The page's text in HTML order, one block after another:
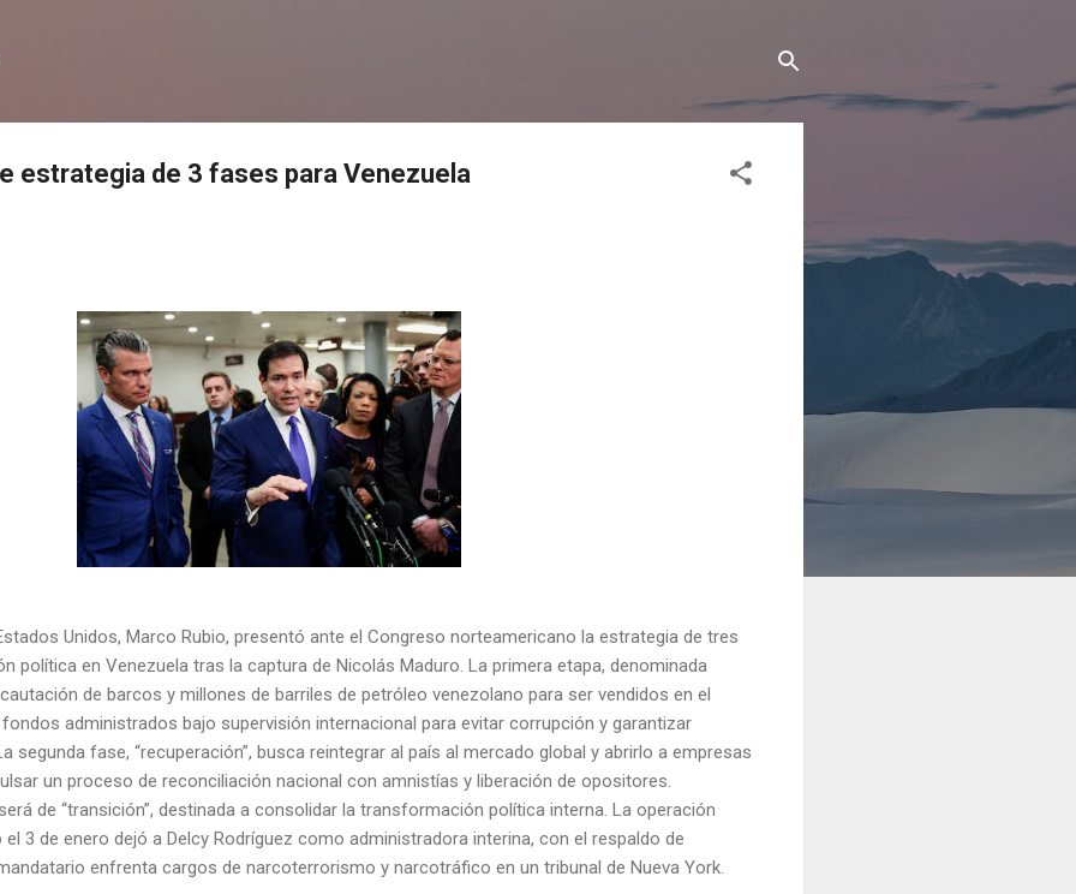
estrategia de 3 fases para Venezuela
Unidos, Marco Rubio, presentó ante el Congreso norteamericano la estrategia de tres
política en Venezuela tras la captura de Nicolás Maduro. La primera etapa, denominada
de barcos y millones de barriles de petróleo venezolano para ser vendidos en el
administrados bajo supervisión internacional para evitar corrupción y garantizar
segunda fase, “recuperación”, busca reintegrar al país al mercado global y abrirlo a empresas
un proceso de reconciliación nacional con amnistías y liberación de opositores.
de “transición”, destinada a consolidar la transformación política interna. La operación
3 de enero dejó a Delcy Rodríguez como administradora interina, con el respaldo de
enfrenta cargos de narcoterrorismo y narcotráfico en un tribunal de Nueva York.